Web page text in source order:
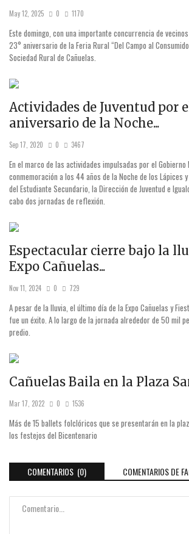
May 12, 2025 0 1170
Este domingo, con una importante concurrencia de
23° aniversario de la Feria Rural “Del Campo al
Sociedad Rural de Cañuelas.
Actividades de Juventud por
aniversario de la Noche...
Sep 17, 2020 0 3467
En el marco de las actividades impulsadas por el Gobierno
conmemoración a los 44 años de la Noche de los Lápices
del Estudiante Secundario, la Dirección de Juventud e
cabo dos jornadas de reflexión.
Espectacular cierre bajo la
Expo Cañuelas...
Nov 11, 2024 0 729
A pesar de la lluvia, el último día de la Expo Cañuelas y
fue un éxito. A lo largo de la jornada alrededor de 50 mil
predio.
Cañuelas Baila en la Plaza
Mar 17, 2022 0 1536
Más de 15 ballets folclóricos que se presentarán en la
los festejos del Bicentenario
COMENTARIOS (0) COMENTARIOS DE